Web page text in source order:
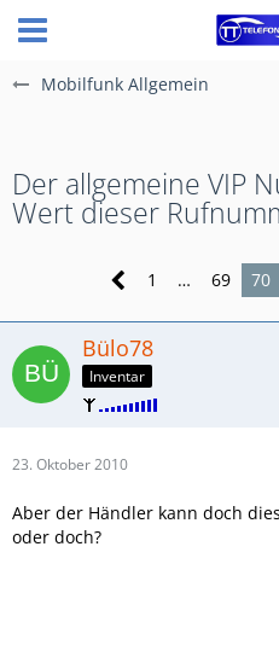
Mobilfunk Allgemein
Der allgemeine VIP
Wert dieser
1 … 69 70
Bülo78
Inventar
23. Oktober 2010
Aber der Händler kann doch
oder doch?